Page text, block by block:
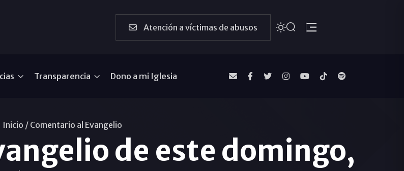
Atención a víctimas de abusos
Transparencia Dono a mi Iglesia
Inicio / Comentario al Evangelio
de este domingo,